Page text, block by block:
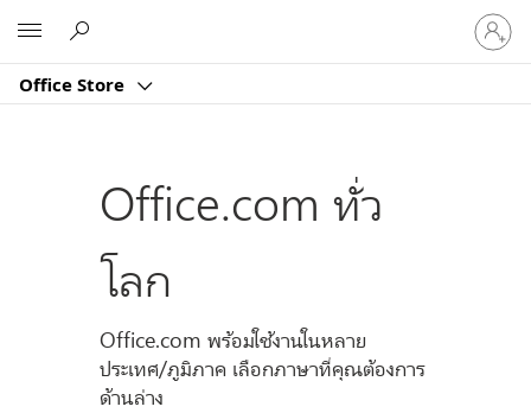
Office Store
ลงชื่อ
เข้า
บัญชี
Office.com ทั่ว
โลก
Office.com พร้อมใช้งานในหลาย
ประเทศ/ภูมิภาค เลือกภาษาที่คุณต้องการ
ด้านล่าง